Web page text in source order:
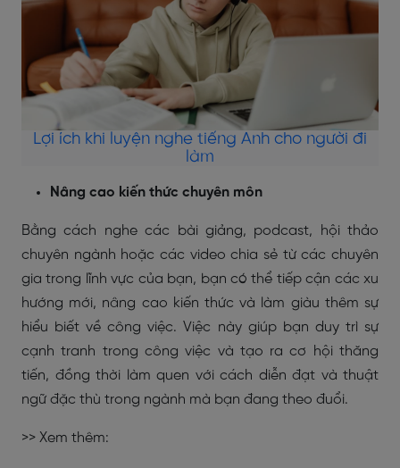
Lợi ích khi luyện nghe tiếng Anh cho người đi
làm
Nâng cao kiến thức chuyên môn
Bằng cách nghe các bài giảng, podcast, hội thảo
chuyên ngành hoặc các video chia sẻ từ các chuyên
gia trong lĩnh vực của bạn, bạn có thể tiếp cận các xu
hướng mới, nâng cao kiến thức và làm giàu thêm sự
hiểu biết về công việc. Việc này giúp bạn duy trì sự
cạnh tranh trong công việc và tạo ra cơ hội thăng
tiến, đồng thời làm quen với cách diễn đạt và thuật
ngữ đặc thù trong ngành mà bạn đang theo đuổi.
>> Xem thêm: